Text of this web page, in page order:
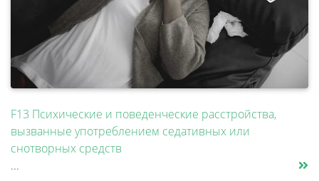
F13 Психические и поведенческие расстройства,
вызванные употреблением седативных или
снотворных средств
...